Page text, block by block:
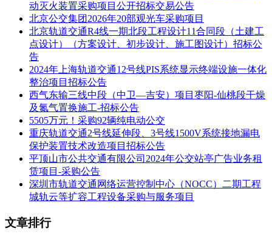
（1）报价人必须是具有独立承担民事责任能力的法人或其他
组织（分公司参加投标必须取得总公司唯一授权），授权书必
须写明授权投标及处理投标相关事宜的权限，授权书需加盖总
公司公章，法定代表人为同一人的两个及两个以上法人，母公
司、全资子公司或有控股、管理关系的不同单位，不得同时参
加本项目或本项目同一标段的比价；
(2)报价人（含其授权的下属单位、分支机构）参加本项目投
标前三年内，在经营活动中没有重大违法记录（须提供书面声
明）；
(3)本项目不接受联合体投标；
(4)报价人未被列入“信用中国”网站
（www.creditchina.gov.cn）“记录失信被执行人或重大税收违
法案件当事人名单或政府采购严重违法失信行为”记录名单
）严重违法失信企业名单；不处于中国政府采购网
动灭火装置采购项目公开招标交易公告
北京公交集团2026年20部观光车采购项目
北京轨道交通R4线一期北段工程设计11合同段（土建工
点设计）（方案设计、初步设计、施工图设计）招标公
告
2024年上海轨道交通12号线PIS系统显示终端设施一体化
整治项目招标公告
西气东输三线中段（中卫—吉安）项目枣阳-仙桃段干燥
及氮气置换施工-招标公告
5505万元！采购92辆纯电动公交
重庆轨道交通2号线延伸段、3号线1500V系统接地漏电
保护装置技术改造项目招标公告
平顶山市公共交通有限公司2024年公交站亭广告业务租
赁项目-采购公告
深圳市轨道交通网络运营控制中心（NOCC）二期工程
城轨云等扩容工程设备采购与服务项目
文章排行